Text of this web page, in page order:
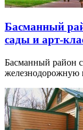
Басманный
сады и арт-
Басманный район
железнодорожную